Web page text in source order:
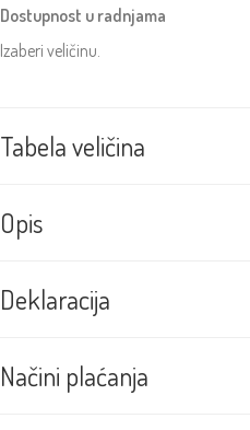
Dostupnost u radnjama
Izaberi veličinu.
Tabela veličina
Opis
Deklaracija
Načini plaćanja